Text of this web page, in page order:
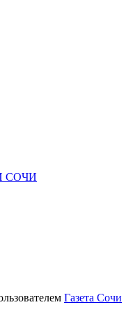
СОЧИ
Газета Сочи